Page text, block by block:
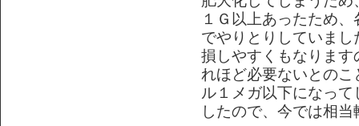
１Ｇ以上あったため
でやりとりしていま
損しやすくもなりま
れほど必要ないとの
ル１メガ以下になっ
したので、今では相